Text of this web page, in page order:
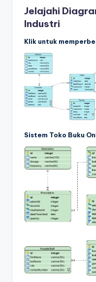
Jelajahi
Industri
Klik untuk
Sistem Toko Buku